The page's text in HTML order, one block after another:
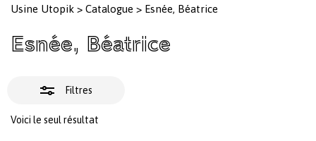
Usine Utopik > Catalogue > Esnée, Béatrice
Esnée, Béatrice
Filtres
Voici le seul résultat